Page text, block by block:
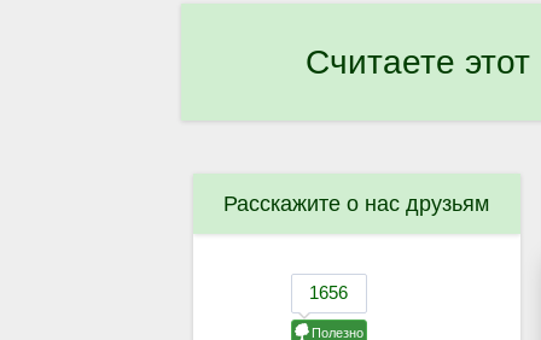
Считаете
Расскажите о нас друзьям